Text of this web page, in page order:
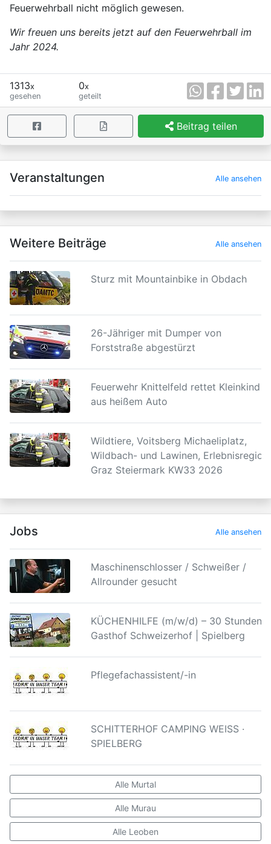
Feuerwehrball nicht möglich gewesen.
Wir freuen uns bereits jetzt auf den Feuerwehrball im
Jahr 2024.
1313x
gesehen
0x
geteilt
Beitrag teilen
×
Veranstaltungen Alle ansehen
Weitere Beiträge Alle ansehen
Sturz mit Mountainbike in Obdach
26-Jähriger mit Dumper von
Forststraße abgestürzt
Feuerwehr Knittelfeld rettet Kleinkind
aus heißem Auto
Wildtiere, Voitsberg Michaeliplatz,
Wildbach- und Lawinen, Erlebnisregion
Graz Steiermark KW33 2026
Jobs Alle ansehen
Maschinenschlosser / Schweißer /
Allrounder gesucht
KÜCHENHILFE (m/w/d) – 30 Stunden |
Gasthof Schweizerhof | Spielberg
Pflegefachassistent/-in
SCHITTERHOF CAMPING WEISS ·
SPIELBERG
Alle Murtal
Alle Murau
Alle Leoben